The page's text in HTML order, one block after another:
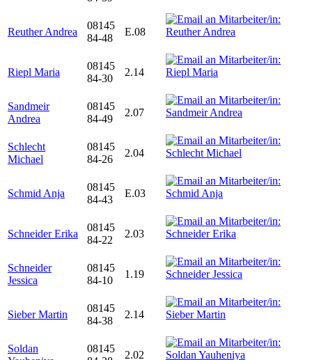
Reuther Andrea
08145
84-48
E.08
Riepl Maria
08145
84-30
2.14
Sandmeir
Andrea
08145
84-49
2.07
Schlecht
Michael
08145
84-26
2.04
Schmid Anja
08145
84-43
E.03
Schneider Erika
08145
84-22
2.03
Schneider
Jessica
08145
84-10
1.19
Sieber Martin
08145
84-38
2.14
Soldan
08145
2.02